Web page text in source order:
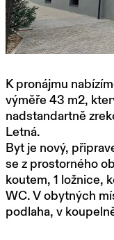
K pronájmu
výměře 43 m2,
nadstandartně
Letná.
Byt je nový,
se z prostorného
koutem, 1 ložnice,
WC. V obytných
podlaha, v